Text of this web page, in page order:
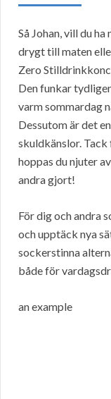
Så Johan, vill du
drygt till maten
Zero
Den funkar
varm sommardag
Dessutom är det
skuldkänslor.
hoppas du njuter
andra gjort!
För dig och andra
och upptäck nya
sockerstinna
både för
an example